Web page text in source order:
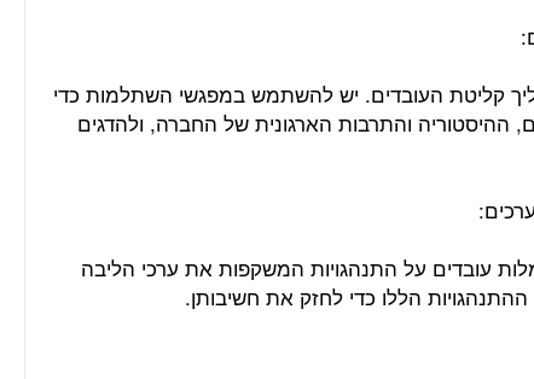
קליטת העובדים. יש להשתמש במפגשי השתלמות כדי
ההיסטוריה והתרבות הארגונית של החברה, ולהדגים
עובדים על התנהגויות המשקפות את ערכי הליבה
הללו כדי לחזק את חשיבותן.